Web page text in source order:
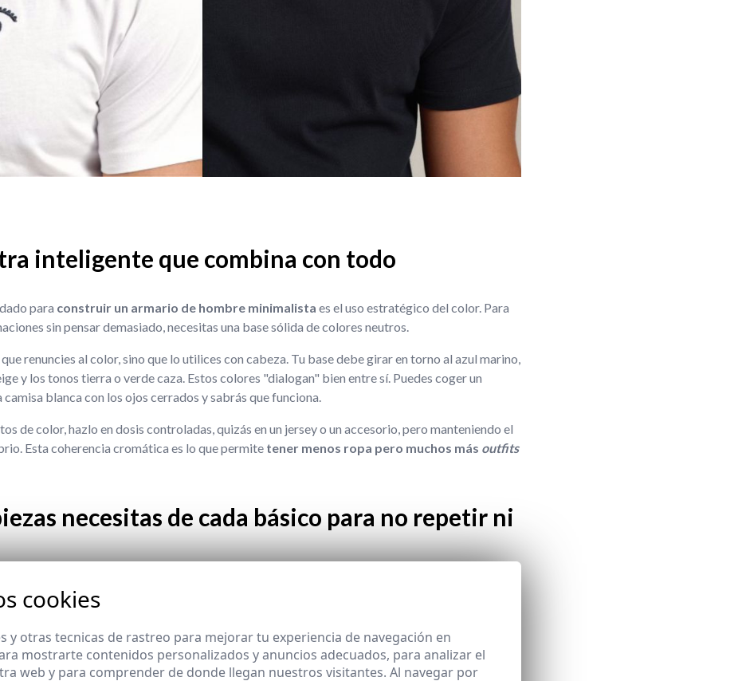
inteligente que combina con todo
para construir un armario de hombre minimalista es el uso estratégico del color. Para
sin pensar demasiado, necesitas una base sólida de colores neutros.
renuncies al color, sino que lo utilices con cabeza. Tu base debe girar en torno al azul marino,
y los tonos tierra o verde caza. Estos colores "dialogan" bien entre sí. Puedes coger un
blanca con los ojos cerrados y sabrás que funciona.
de color, hazlo en dosis controladas, quizás en un jersey o un accesorio, pero manteniendo el
Esta coherencia cromática es lo que permite tener menos ropa pero muchos más outfits
necesitas de cada básico para no repetir ni
se pierden. No existe un número mágico, pero sí una estructura lógica para cubrir todas tus
asegúrate de tener una selección de camisas (blanca y azul celeste son innegociables) y polos
cookies
y otras tecnicas de rastreo para mejorar tu experiencia de navegación en
mostrarte contenidos personalizados y anuncios adecuados, para analizar el
web y para comprender de donde llegan nuestros visitantes. Al navegar por